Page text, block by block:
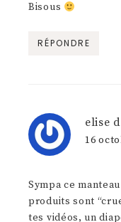
Bisous
RÉPONDRE
elise
16
Sympa ce
produits sont
tes vidéos, un